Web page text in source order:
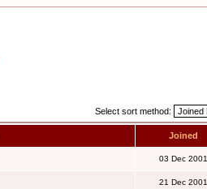
Select sort method:
Joined
03 Dec 2001
21 Dec 2001